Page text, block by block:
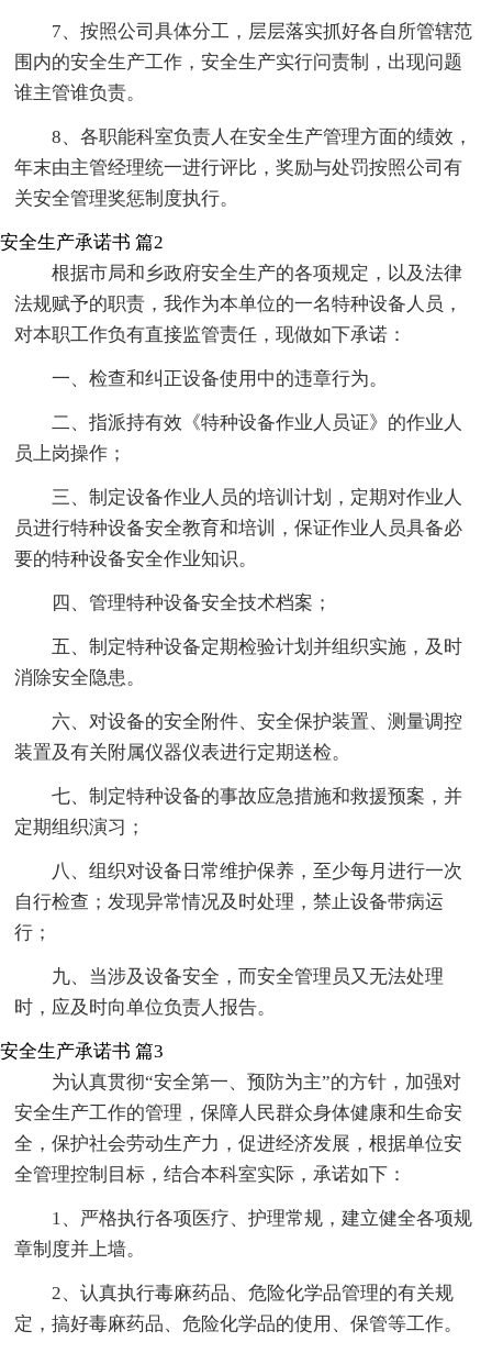
7、按照公司具体分工，层层落实抓好各自所管辖范
围内的安全生产工作，安全生产实行问责制，出现问题
谁主管谁负责。
8、各职能科室负责人在安全生产管理方面的绩效，
年末由主管经理统一进行评比，奖励与处罚按照公司有
关安全管理奖惩制度执行。
安全生产承诺书 篇2
根据市局和乡政府安全生产的各项规定，以及法律
法规赋予的职责，我作为本单位的一名特种设备人员，
对本职工作负有直接监管责任，现做如下承诺：
一、检查和纠正设备使用中的违章行为。
二、指派持有效《特种设备作业人员证》的作业人
员上岗操作；
三、制定设备作业人员的培训计划，定期对作业人
员进行特种设备安全教育和培训，保证作业人员具备必
要的特种设备安全作业知识。
四、管理特种设备安全技术档案；
五、制定特种设备定期检验计划并组织实施，及时
消除安全隐患。
六、对设备的安全附件、安全保护装置、测量调控
装置及有关附属仪器仪表进行定期送检。
七、制定特种设备的事故应急措施和救援预案，并
定期组织演习；
八、组织对设备日常维护保养，至少每月进行一次
自行检查；发现异常情况及时处理，禁止设备带病运
行；
九、当涉及设备安全，而安全管理员又无法处理
时，应及时向单位负责人报告。
安全生产承诺书 篇3
为认真贯彻“安全第一、预防为主”的方针，加强对
安全生产工作的管理，保障人民群众身体健康和生命安
全，保护社会劳动生产力，促进经济发展，根据单位安
全管理控制目标，结合本科室实际，承诺如下：
1、严格执行各项医疗、护理常规，建立健全各项规
章制度并上墙。
2、认真执行毒麻药品、危险化学品管理的有关规
定，搞好毒麻药品、危险化学品的使用、保管等工作。